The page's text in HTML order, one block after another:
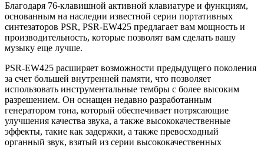
Благодаря 76-клавишной активной клавиатуре и функциям,
основанным на наследии известной серии портативных
синтезаторов PSR, PSR-EW425 предлагает вам мощность и
производительность, которые позволят вам сделать вашу
музыку еще лучше.
PSR-EW425 расширяет возможности предыдущего поколения
за счет большей внутренней памяти, что позволяет
использовать инструментальные тембры с более высоким
разрешением. Он оснащен недавно разработанным
генератором тона, который обеспечивает потрясающие
улучшения качества звука, а также высококачественные
эффекты, такие как задержки, а также превосходный
органный звук, взятый из серии высококачественных